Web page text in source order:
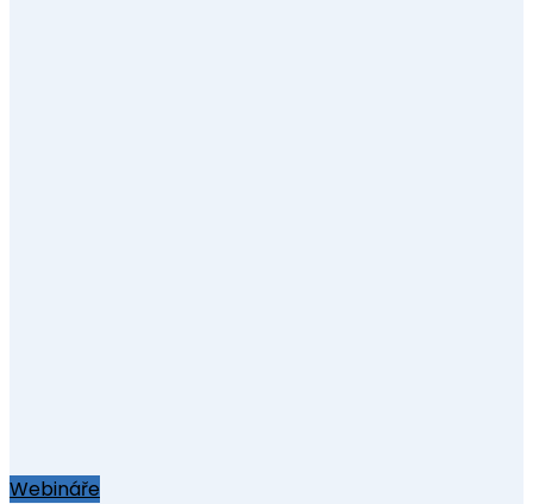
Webináře